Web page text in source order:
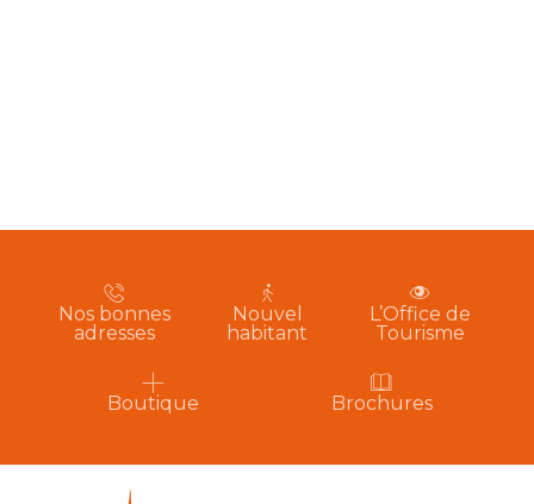
Nos bonnes
adresses
Nouvel
habitant
L’Office de
Tourisme
Boutique Brochures